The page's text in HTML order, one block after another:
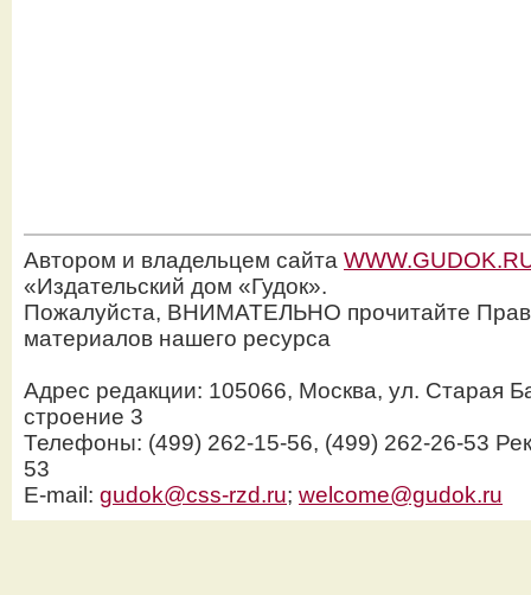
Автором и владельцем сайта
«Издательский дом «Гудок».
Пожалуйста, ВНИМАТЕЛЬНО прочитайте
материалов нашего ресурса
Адрес редакции: 105066, Москва, ул. Старая
строение 3
Телефоны: (499) 262-15-56, (499) 262-26-53
53
E-mail: gudok@css-rzd.ru; welcome@gudok.ru